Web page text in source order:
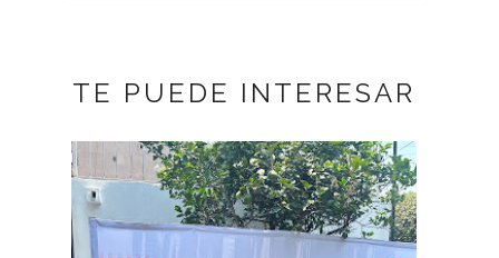
TE PUEDE INTERESAR